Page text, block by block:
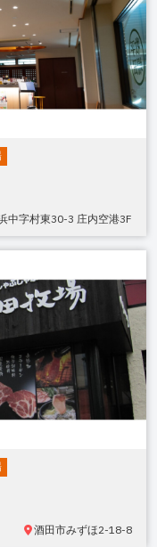
中字村東30-3 庄内空港3F
酒田市みずほ2-18-8